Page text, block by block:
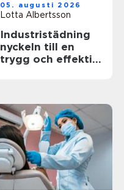
05. augusti 2026
Lotta Albertsson
Industristädning
nyckeln till en
trygg och effektiv